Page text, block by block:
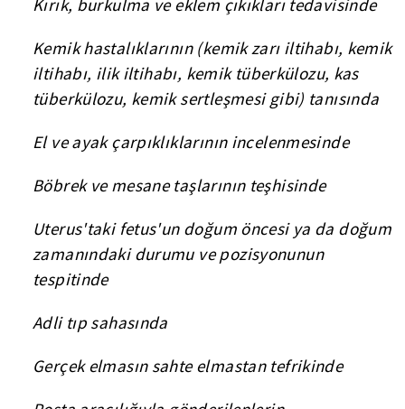
Kırık, burkulma ve eklem çıkıkları tedavisinde
Kemik hastalıklarının (kemik zarı iltihabı, kemik
iltihabı, ilik iltihabı, kemik tüberkülozu, kas
tüberkülozu, kemik sertleşmesi gibi) tanısında
El ve ayak çarpıklıklarının incelenmesinde
Böbrek ve mesane taşlarının teşhisinde
Uterus'taki fetus'un doğum öncesi ya da doğum
zamanındaki durumu ve pozisyonunun
tespitinde
Adli tıp sahasında
Gerçek elmasın sahte elmastan tefrikinde